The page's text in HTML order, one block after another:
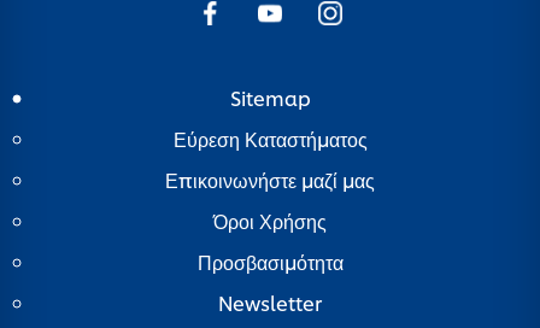
Sitemap
Εύρεση Καταστήματος
Επικοινωνήστε μαζί μας
Όροι Χρήσης
Προσβασιμότητα
Newsletter